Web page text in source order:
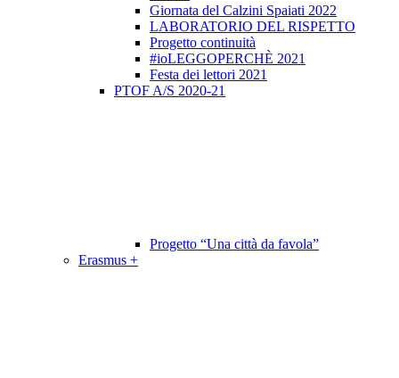
Giornata del Calzini Spaiati 2022
LABORATORIO DEL RISPETTO
Progetto continuità
#ioLEGGOPERCHÈ 2021
Festa dei lettori 2021
PTOF A/S 2020-21
Progetto “Una città da favola”
Erasmus +